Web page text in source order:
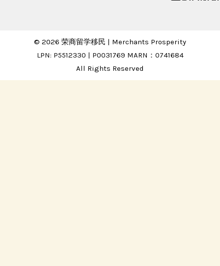
© 2026 荣商留学移民 | Merchants Prosperity
LPN: P5512330 | P0031769 MARN：0741684
All Rights Reserved